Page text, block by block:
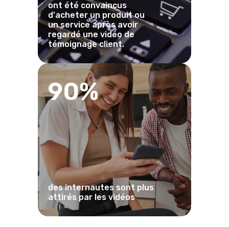
ont été convaincus
d'acheter un produit ou
un service après avoir
regardé une vidéo de
témoignage client.
90%
des internautes sont plus
attirés par les vidéos